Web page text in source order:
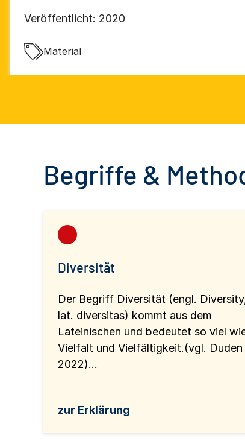
Veröffentlicht: 2020
Material
Begriffe &
Diversität
Der Begriff Diversität (engl.
lat. diversitas) kommt aus dem
Lateinischen und bedeutet so viel
Vielfalt und Vielfältigkeit.(vgl. Duden
2022)...
zur Erklärung